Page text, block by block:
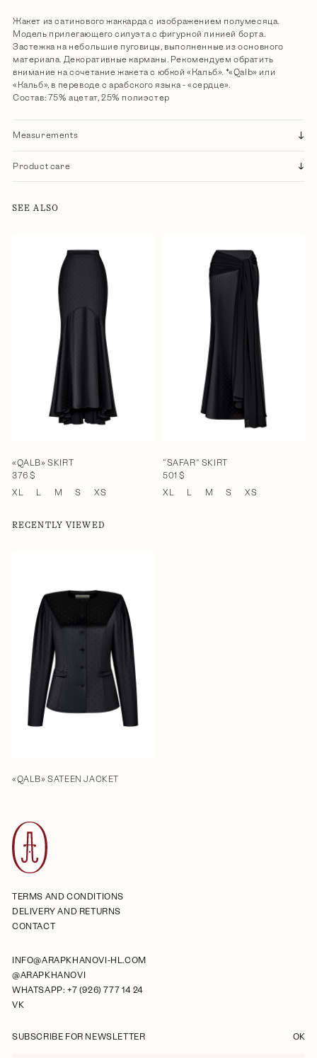
Жакет из сатинового жаккарда с изображением полумесяца.
Модель прилегающего силуэта с фигурной линией борта.
Застежка на небольшие пуговицы, выполненные из основного
материала. Декоративные карманы. Рекомендуем обратить
внимание на сочетание жакета с юбкой «Кальб». *«Qalb» или
«Кальб», в переводе с арабского языка - «сердце».
Состав: 75% ацетат, 25% полиэстер
Measurements
Product care
SEE ALSO
«QALB» SKIRT
376 $
XL
L M S XS
"SAFAR" SKIRT
501 $
XL
L M S XS
RECENTLY VIEWED
«QALB» SATEEN JACKET
TERMS AND CONDITIONS
DELIVERY AND RETURNS
CONTACT
INFO@ARAPKHANOVI-HL.COM
@ARAPKHANOVI
WHATSAPP: +7 (926) 777 14 24
VK
SUBSCRIBE FOR NEWSLETTER OK